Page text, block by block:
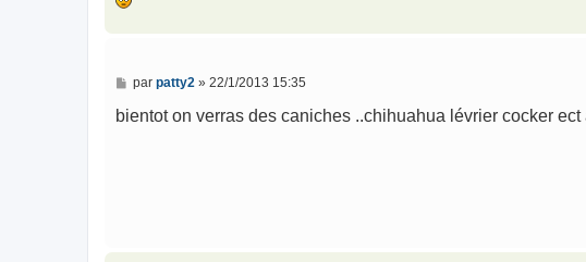
M
s
par patty2» 22/1/2013 15:35
bientot on verras des caniches ..chihuahua lévrier cocker